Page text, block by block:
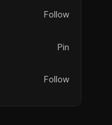
Follow
Pin
Follow